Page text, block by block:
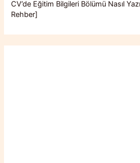
CV’de Eğitim Bilgileri Bölümü Nasıl
Rehber]